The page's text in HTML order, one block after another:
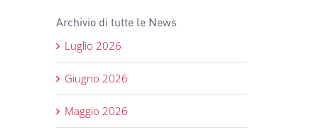
Archivio di tutte le News
Luglio 2026
Giugno 2026
Maggio 2026